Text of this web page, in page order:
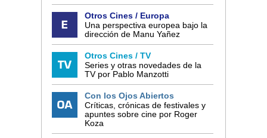
Otros Cines / Europa
Una perspectiva europea bajo la
dirección de Manu Yañez
Otros Cines / TV
Series y otras novedades de la
TV por Pablo Manzotti
Con los Ojos Abiertos
Críticas, crónicas de festivales y
apuntes sobre cine por Roger
Koza